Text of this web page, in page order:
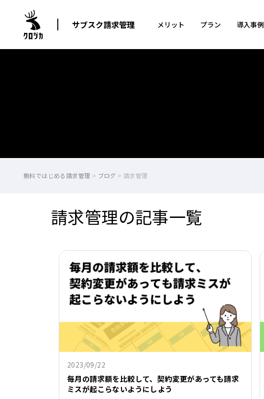
サブスク請求管理 メリット プラン 導入事例
無料ではじめる請求管理 > ブログ >請求管理
請求管理の記事一覧
2023/09/22
毎月の請求額を比較して、契約変更があっても請求
ミスが起こらないようにしよう